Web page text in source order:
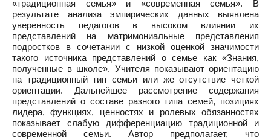
«традиционная семья» и «современная семья». В
результате анализа эмпирических данных выявлена
уверенность педагогов в высоком влиянии их
представлений на матримониальные представления
подростков в сочетании с низкой оценкой значимости
такого источника представлений о семье как «Знания,
полученные в школе». Учителя показывают ориентацию
на традиционный тип семьи или же отсутствие четкой
ориентации. Дальнейшее рассмотрение содержания
представлений о составе разного типа семей, позициях
лидера, функциях, ценностях и ролевых обязанностях
показывает слабую дифференциацию традиционной и
современной семьи. Автор предполагает, что